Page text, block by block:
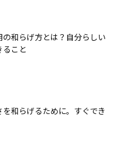
和らげ方とは？自分らしい
ること
和らげるために。すぐでき